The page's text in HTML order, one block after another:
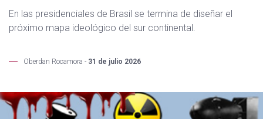
En las presidenciales de Brasil se termina de diseñar el
próximo mapa ideológico del sur continental.
Oberdan Rocamora - 31 de julio 2026